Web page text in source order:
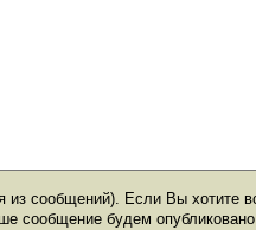
из сообщений). Если Вы хотите
сообщение будем